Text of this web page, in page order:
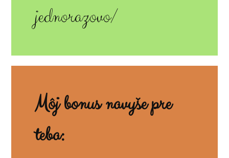
jednorazovo/
Môj bonus navyše pre
teba: